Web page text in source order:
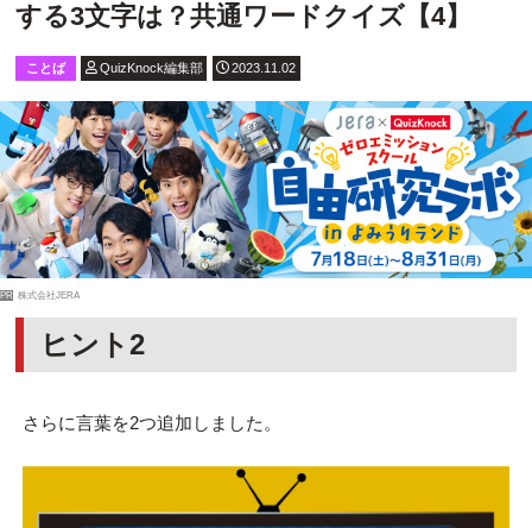
する3文字は？共通ワードクイズ【4】
ことば QuizKnock編集部 2023.11.02
PR 株式会社JERA
ヒント2
さらに言葉を2つ追加しました。